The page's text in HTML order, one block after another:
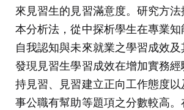
來見習生的見習滿意度。研究方
本分析法，從中探析學生在專業知
自我認知與未來就業之學習成效
發現見習生學習成效在增加實務
持見習、見習建立正向工作態度
事公職有幫助等題項之分數較高。